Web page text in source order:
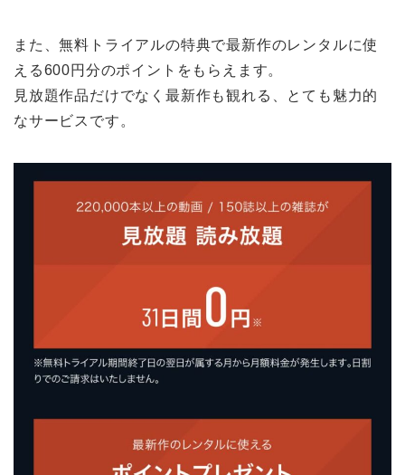
また、無料トライアルの特典で最新作のレンタルに使
える600円分のポイントをもらえます。
見放題作品だけでなく最新作も観れる、とても魅力的
なサービスです。